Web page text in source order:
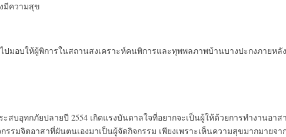
มีความสุข
มอบให้ผู้พิการในสถานสงเคราะห์คนพิการและทุพพลภาพบ้านบางปะกงภายหลัง
สบอุทกภัยปลายปี 2554 เกิดแรงบันดาลใจที่อยากจะเป็นผู้ให้ด้วยการทำงานอาสา
รรมจิตอาสาที่ผันตนเองมาเป็นผู้จัดกิจกรรม เพียงเพราะเห็นความสุขมากมายจา